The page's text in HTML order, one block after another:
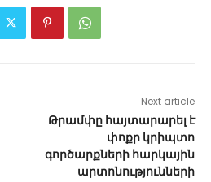
Next article
Թրամփը հայտարարել է
փոքր կրիպտո
գործարքների հարկային
արտոնությունների